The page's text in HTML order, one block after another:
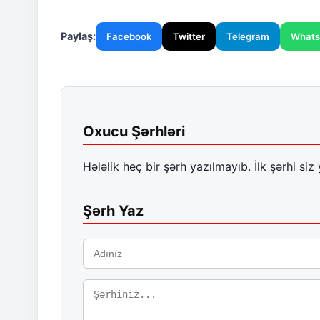
Paylaş: Facebook Twitter Telegram
Oxucu Şərhləri
Hələlik heç bir şərh yazılmayıb. İlk şərhi siz
Şərh Yaz